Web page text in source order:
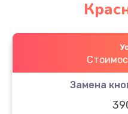
Замена